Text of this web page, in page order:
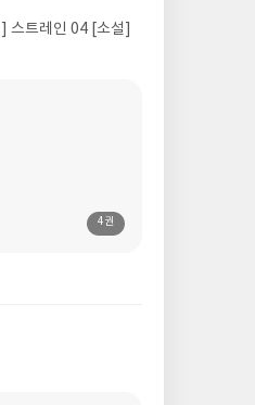
트레인 04 [소설]
4권